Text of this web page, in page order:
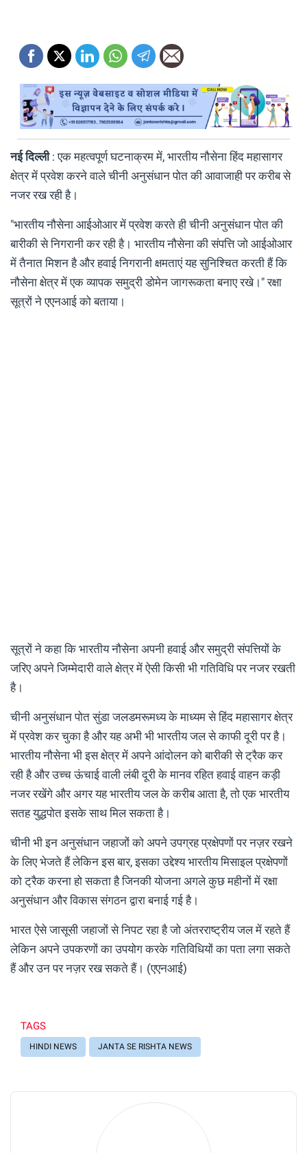
नई दिल्ली : एक महत्वपूर्ण घटनाक्रम में, भारतीय नौसेना हिंद महासागर
क्षेत्र में प्रवेश करने वाले चीनी अनुसंधान पोत की आवाजाही पर करीब से
नजर रख रही है।
"भारतीय नौसेना आईओआर में प्रवेश करते ही चीनी अनुसंधान पोत की
बारीकी से निगरानी कर रही है। भारतीय नौसेना की संपत्ति जो आईओआर
में तैनात मिशन है और हवाई निगरानी क्षमताएं यह सुनिश्चित करती हैं कि
नौसेना क्षेत्र में एक व्यापक समुद्री डोमेन जागरूकता बनाए रखे।" रक्षा
सूत्रों ने एएनआई को बताया।
सूत्रों ने कहा कि भारतीय नौसेना अपनी हवाई और समुद्री संपत्तियों के
जरिए अपने जिम्मेदारी वाले क्षेत्र में ऐसी किसी भी गतिविधि पर नजर रखती
है।
चीनी अनुसंधान पोत सुंडा जलडमरूमध्य के माध्यम से हिंद महासागर क्षेत्र
में प्रवेश कर चुका है और यह अभी भी भारतीय जल से काफी दूरी पर है।
भारतीय नौसेना भी इस क्षेत्र में अपने आंदोलन को बारीकी से ट्रैक कर
रही है और उच्च ऊंचाई वाली लंबी दूरी के मानव रहित हवाई वाहन कड़ी
नजर रखेंगे और अगर यह भारतीय जल के करीब आता है, तो एक भारतीय
सतह युद्धपोत इसके साथ मिल सकता है।
चीनी भी इन अनुसंधान जहाजों को अपने उपग्रह प्रक्षेपणों पर नज़र रखने
के लिए भेजते हैं लेकिन इस बार, इसका उद्देश्य भारतीय मिसाइल प्रक्षेपणों
को ट्रैक करना हो सकता है जिनकी योजना अगले कुछ महीनों में रक्षा
अनुसंधान और विकास संगठन द्वारा बनाई गई है।
भारत ऐसे जासूसी जहाजों से निपट रहा है जो अंतरराष्ट्रीय जल में रहते हैं
लेकिन अपने उपकरणों का उपयोग करके गतिविधियों का पता लगा सकते
हैं और उन पर नज़र रख सकते हैं। (एएनआई)
TAGS
HINDI NEWS JANTA SE RISHTA NEWS